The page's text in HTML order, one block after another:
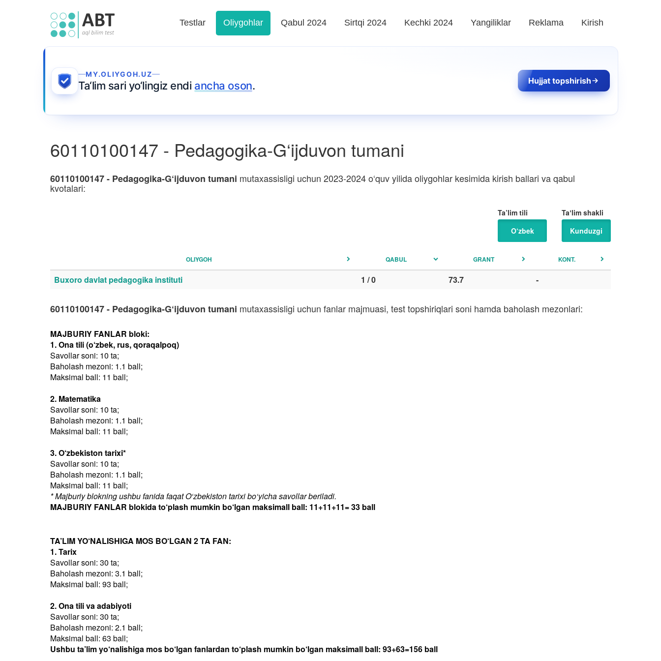
Testlar Oliygohlar Qabul 2024 Sirtqi 2024 Kechki 2024 Yangiliklar Reklama Kirish
MY.OLIYGOH.UZ
Ta‘lim sari yo‘lingiz endi ancha oson. Hujjat topshirish
60110100147 - Pedagogika-G‘ijduvon tumani
60110100147 - Pedagogika-G‘ijduvon tumani mutaxassisligi uchun 2023-2024 o‘quv yilida oliygohlar kesimida kirish ballari va qabul
kvotalari:
Taʼlim shakli
Kunduzgi
Ta’lim tili
O‘zbek
OLIYGOH QABUL GRANT KONT.
Buxoro davlat pedagogika instituti 1 / 0 73.7 -
60110100147 - Pedagogika-G‘ijduvon tumani mutaxassisligi uchun fanlar majmuasi, test topshiriqlari soni hamda baholash mezonlari:
MAJBURIY FANLAR bloki:
1. Ona tili (o‘zbek, rus, qoraqalpoq)
Savollar soni: 10 ta;
Baholash mezoni: 1.1 ball;
Maksimal ball: 11 ball;
2. Matematika
Savollar soni: 10 ta;
Baholash mezoni: 1.1 ball;
Maksimal ball: 11 ball;
3. O‘zbekiston tarixi*
Savollar soni: 10 ta;
Baholash mezoni: 1.1 ball;
Maksimal ball: 11 ball;
* Majburiy blokning ushbu fanida faqat O‘zbekiston tarixi bo‘yicha savollar beriladi.
MAJBURIY FANLAR blokida to‘plash mumkin bo‘lgan maksimall ball: 11+11+11= 33 ball
TA’LIM YO‘NALISHIGA MOS BO‘LGAN 2 TA FAN:
1. Tarix
Savollar soni: 30 ta;
Baholash mezoni: 3.1 ball;
Maksimal ball: 93 ball;
2. Ona tili va adabiyoti
Savollar soni: 30 ta;
Baholash mezoni: 2.1 ball;
Maksimal ball: 63 ball;
Ushbu ta’lim yo‘nalishiga mos bo‘lgan fanlardan to‘plash mumkin bo‘lgan maksimall ball: 93+63=156 ball